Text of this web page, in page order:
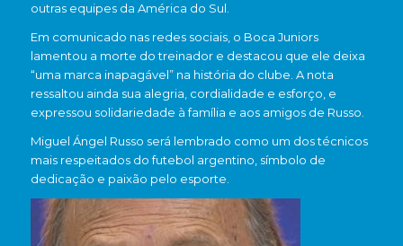
outras equipes da América do Sul.
Em comunicado nas redes sociais, o Boca Juniors
lamentou a morte do treinador e destacou que ele deixa
“uma marca inapagável” na história do clube. A nota
ressaltou ainda sua alegria, cordialidade e esforço, e
expressou solidariedade à família e aos amigos de Russo.
Miguel Ángel Russo será lembrado como um dos técnicos
mais respeitados do futebol argentino, símbolo de
dedicação e paixão pelo esporte.